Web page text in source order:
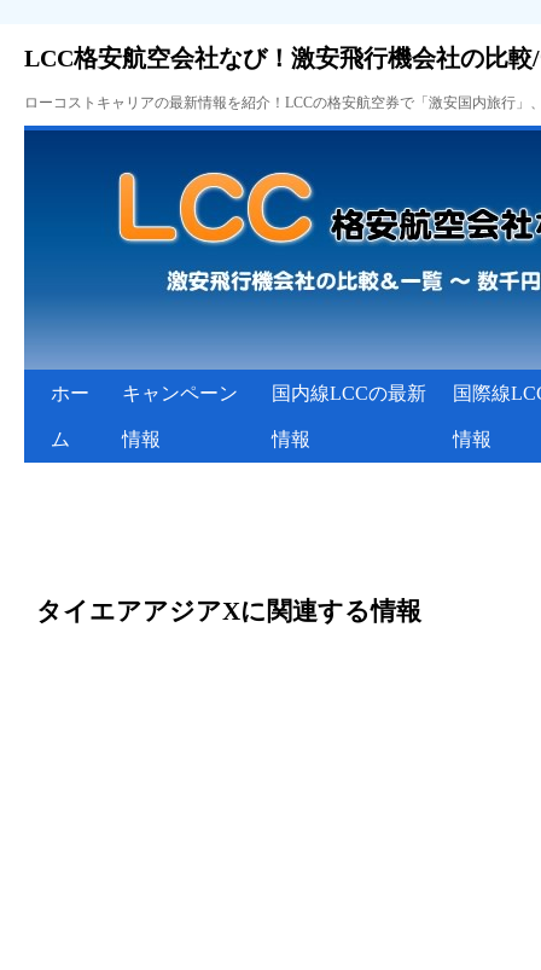
LCC格安航空会社なび！激安飛行機会社の比較
ローコストキャリアの最新情報を紹介！LCCの格安航空券で「激安国内旅行
ホー
ム
キャンペーン
情報
国内線LCCの最新
情報
国際線
情報
タイエアアジアXに関連する情報